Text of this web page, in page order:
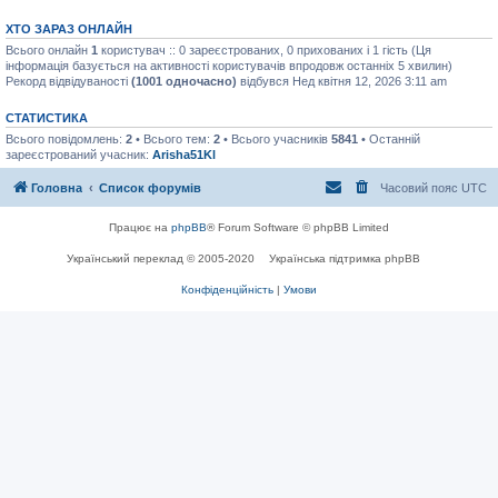
ХТО ЗАРАЗ ОНЛАЙН
Всього онлайн 1 користувач :: 0 зареєстрованих, 0 прихованих і 1 гість (Ця
інформація базується на активності користувачів впродовж останніх 5 хвилин)
Рекорд відвідуваності (1001 одночасно) відбувся Нед квітня 12, 2026 3:11 am
СТАТИСТИКА
Всього повідомлень: 2 • Всього тем: 2 • Всього учасників 5841 • Останній
зареєстрований учасник: Arisha51Kl
Головна Список форумів Часовий пояс UTC
Працює на phpBB® Forum Software © phpBB Limited
Український переклад © 2005-2020 Українська підтримка phpBB
Конфіденційність | Умови